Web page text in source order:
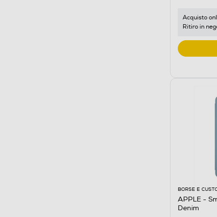
Acquisto
Ritiro in
BORSE E
APPLE -
Denim